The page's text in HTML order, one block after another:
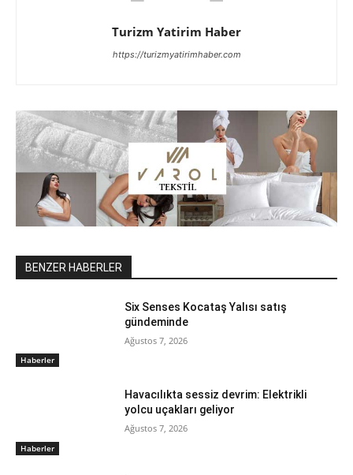
Turizm Yatirim Haber
https://turizmyatirimhaber.com
BENZER HABERLER
Haberler
Six Senses Kocataş Yalısı satış
gündeminde
Ağustos 7, 2026
Haberler
Havacılıkta sessiz devrim: Elektrikli
yolcu uçakları geliyor
Ağustos 7, 2026